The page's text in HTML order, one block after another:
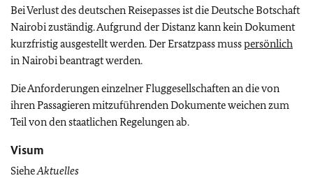
Bei Verlust des deutschen Reisepasses ist die Deutsche Botschaft
Nairobi zuständig. Aufgrund der Distanz kann kein Dokument
kurzfristig ausgestellt werden. Der Ersatzpass musspersönlich
in Nairobi beantragt werden.
Die Anforderungen einzelner Fluggesellschaften an die von
ihren Passagieren mitzuführenden Dokumente weichen zum
Teil von den staatlichen Regelungen ab.
Visum
SieheAktuelles